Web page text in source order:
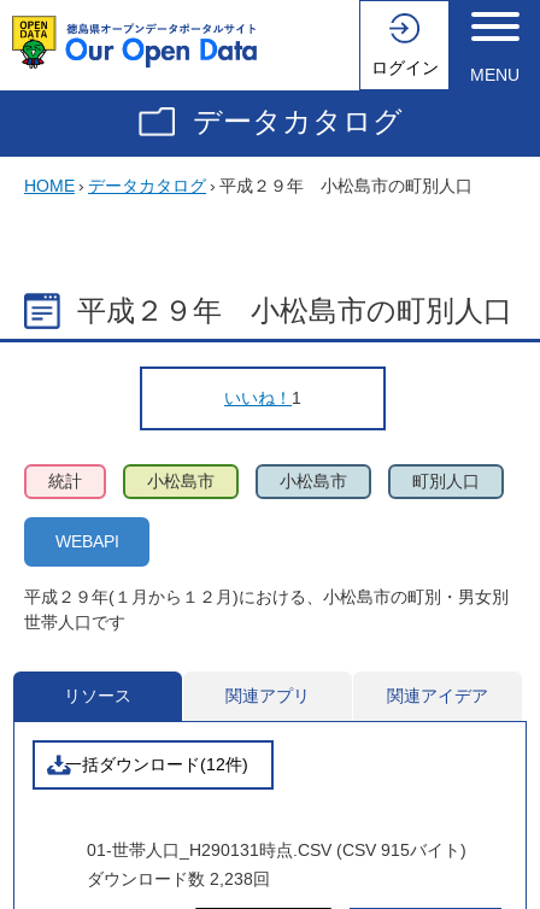
ログイン MENU
データカタログ
HOME› データカタログ› 平成２９年 小松島市の町別人口
平成２９年 小松島市の町別人口
いいね！ 1
統計 小松島市 小松島市 町別人口
WEBAPI
平成２９年(１月から１２月)における、小松島市の町別・男女別
世帯人口です
リソース 関連アプリ 関連アイデア
一括ダウンロード(12件)
01-世帯人口_H290131時点.CSV (CSV 915バイト)
ダウンロード数 2,238回